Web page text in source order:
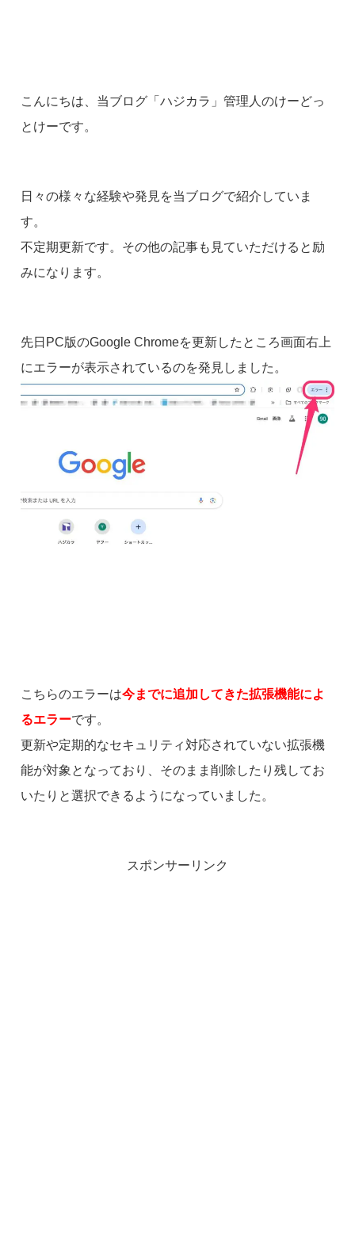
こんにちは、当ブログ「ハジカラ」管理人のけーどっ
とけーです。
日々の様々な経験や発見を当ブログで紹介していま
す。
不定期更新です。その他の記事も見ていただけると励
みになります。
先日PC版のGoogle Chromeを更新したところ画面右上
にエラーが表示されているのを発見しました。
こちらのエラーは今までに追加してきた拡張機能によ
るエラーです。
更新や定期的なセキュリティ対応されていない拡張機
能が対象となっており、そのまま削除したり残してお
いたりと選択できるようになっていました。
スポンサーリンク